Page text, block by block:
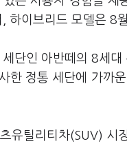
하이브리드 모델은 8
단인 아반떼의 8세
한 정통 세단에 가까
유틸리티차(SUV) 시